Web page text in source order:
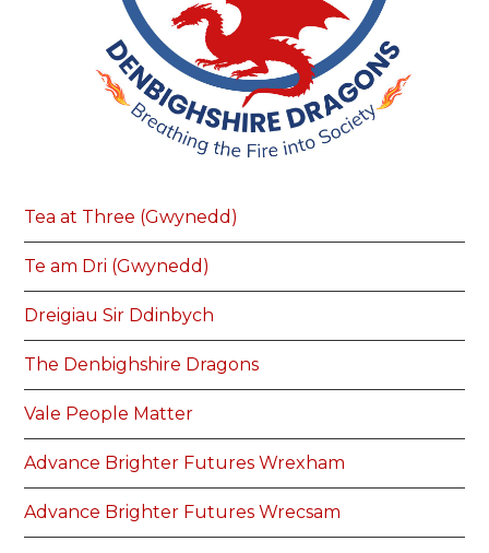
Tea at Three (Gwynedd)
Te am Dri (Gwynedd)
Dreigiau Sir Ddinbych
The Denbighshire Dragons
Vale People Matter
Advance Brighter Futures Wrexham
Advance Brighter Futures Wrecsam